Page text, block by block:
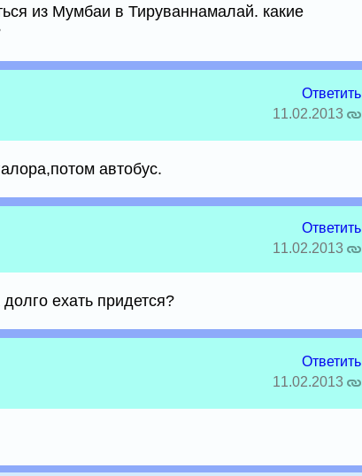
из Мумбаи в Тируваннамалай. какие
Ответить
11.02.2013
автобус.
Ответить
11.02.2013
ехать придется?
Ответить
11.02.2013